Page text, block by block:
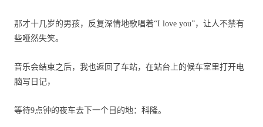
那才十几岁的男孩，反复深情地歌唱着“I love you”，让人不禁有
些哑然失笑。
音乐会结束之后，我也返回了车站，在站台上的候车室里打开电
脑写日记，
等待9点钟的夜车去下一个目的地：科隆。